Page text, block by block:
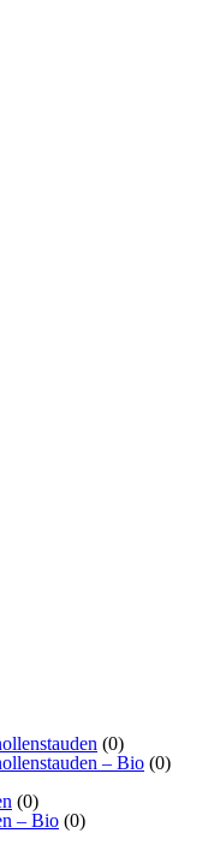
(0)
– Bio (0)
(0)
– Bio (0)